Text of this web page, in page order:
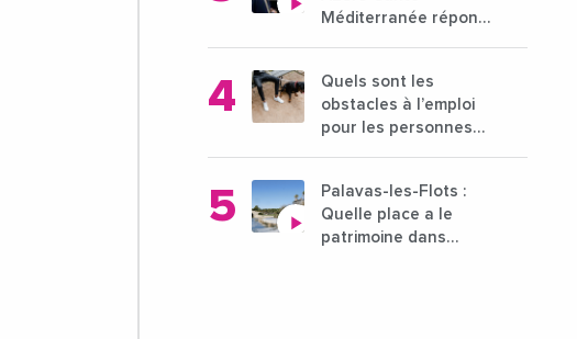
Méditerranée répond
?
Quels sont les
obstacles à l’emploi
pour les personnes
Palavas-les-Flots :
Quelle place a le
patrimoine dans